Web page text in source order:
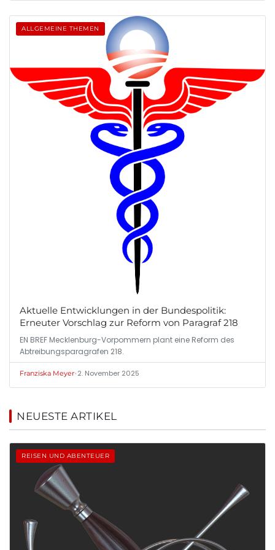
ALLGEMEINE THEMEN
Aktuelle Entwicklungen in der Bundespolitik:
Erneuter Vorschlag zur Reform von Paragraf 218
EN BREF Mecklenburg-Vorpommern plant eine Reform des
Abtreibungsparagrafen 218.
Franziska Meyer•2. November 2025
NEUESTE ARTIKEL
REISEN UND ABENTEUER